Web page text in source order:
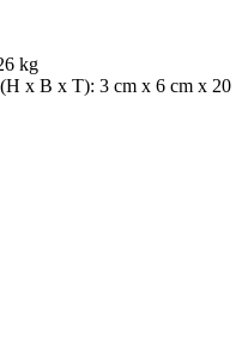
kg
(H x B x T): 3 cm x 6 cm x 20